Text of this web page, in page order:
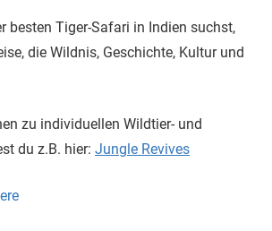
besten Tiger-Safari in Indien suchst,
die Wildnis, Geschichte, Kultur und
zu individuellen Wildtier- und
du z.B. hier: Jungle Revives